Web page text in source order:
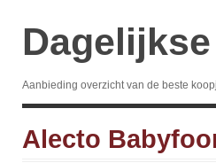
Aanbieding overzicht van de beste
Alecto